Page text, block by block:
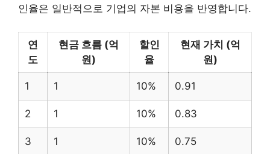
인율은 일반적으로 기업의 자본 비용을 반영합니다.
연
도
현금 흐름 (억
원)
할인
율
현재 가치 (억
원)
1 1 10% 0.91
2 1 10% 0.83
3 1 10% 0.75